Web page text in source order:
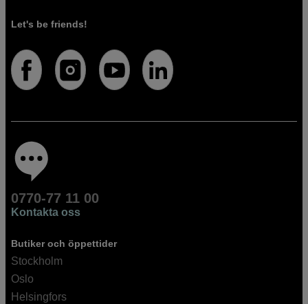
Let's be friends!
0770-77 11 00
Kontakta oss
Butiker och öppettider
Stockholm
Oslo
Helsingfors